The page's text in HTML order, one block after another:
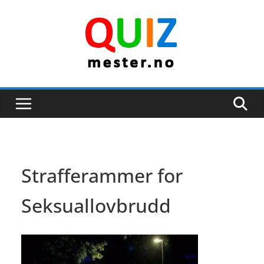
Strafferammer for
Seksuallovbrudd